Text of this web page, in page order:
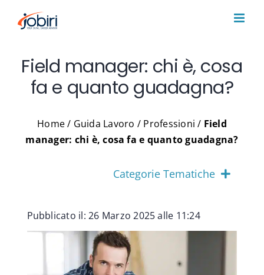
Field manager: chi è, cosa
fa e quanto guadagna?
Home/ Guida Lavoro / Professioni / Field
manager: chi è, cosa fa e quanto guadagna?
Categorie Tematiche
Consigli lavoro
Consulenza di carriera
Pubblicato il: 26 Marzo 2025 alle 11:24